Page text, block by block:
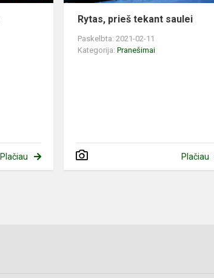
Plačiau
Rytas, prieš tekant saulei
Paskelbta: 2021-02-11
Kategorija:Pranešimai
Plačiau